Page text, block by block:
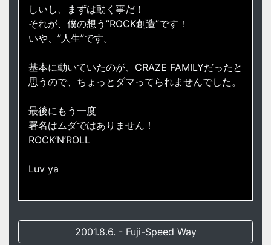
しいし、まずは動く事だ！
それが、僕の想う”ROCK創造”です！
いや、”人生”です。
基本に動いていたのが、CRAZE FAMILYだったと
思うので、ちょっとダマってられませんでした。
最後にもう一度
署名はムダではありません！
ROCK’N’ROLL
Luv ya
2001.8.6. - Fuji-Speed Way